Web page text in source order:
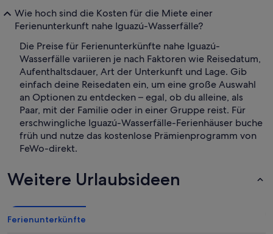
Wie hoch sind die Kosten für die Miete einer
Ferienunterkunft nahe Iguazú-Wasserfälle?
Die Preise für Ferienunterkünfte nahe Iguazú-
Wasserfälle variieren je nach Faktoren wie Reisedatum,
Aufenthaltsdauer, Art der Unterkunft und Lage. Gib
einfach deine Reisedaten ein, um eine große Auswahl
an Optionen zu entdecken – egal, ob du alleine, als
Paar, mit der Familie oder in einer Gruppe reist. Für
erschwingliche Iguazú-Wasserfälle-Ferienhäuser buche
früh und nutze das kostenlose Prämienprogramm von
FeWo-direkt.
Weitere Urlaubsideen
Ferienunterkünfte